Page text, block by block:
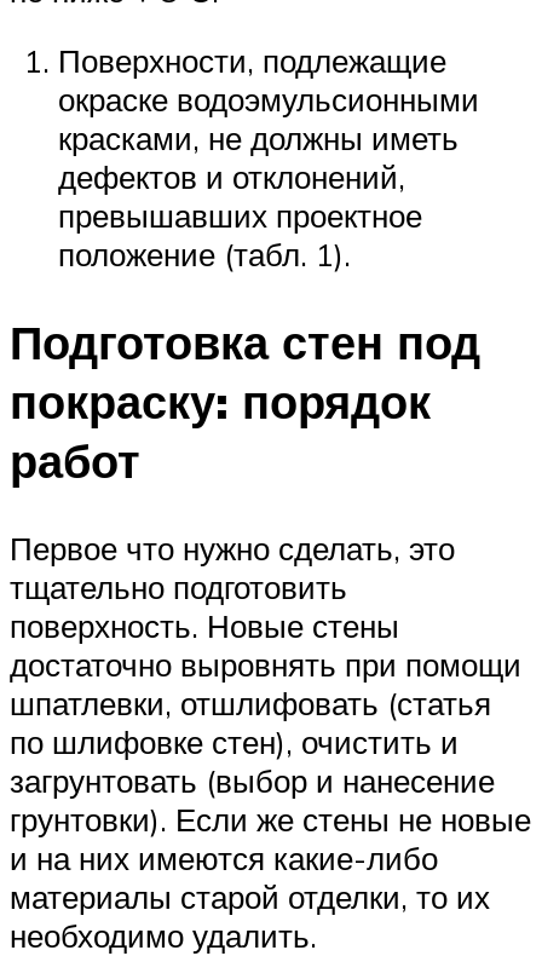
Поверхности, подлежащие
окраске водоэмульсионными
красками, не должны иметь
дефектов и отклонений,
превышавших проектное
положение (табл. 1).
Подготовка стен под
покраску: порядок
работ
Первое что нужно сделать, это
тщательно подготовить
поверхность. Новые стены
достаточно выровнять при помощи
шпатлевки, отшлифовать (статья
по шлифовке стен), очистить и
загрунтовать (выбор и нанесение
грунтовки). Если же стены не новые
и на них имеются какие-либо
материалы старой отделки, то их
необходимо удалить.